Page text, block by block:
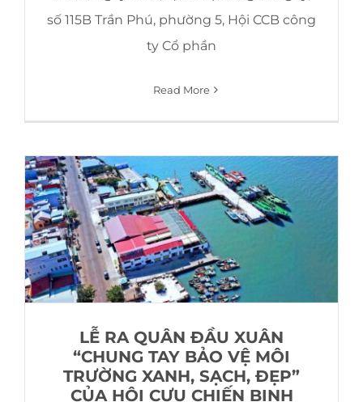
số 115B Trần Phú, phường 5, Hội CCB công
ty Cổ phần
Read More
LỄ RA QUÂN ĐẦU XUÂN
“CHUNG TAY BẢO VỆ MÔI
TRƯỜNG XANH, SẠCH, ĐẸP”
CỦA HỘI CỰU CHIẾN BINH